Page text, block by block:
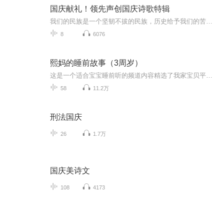
国庆献礼！领先声创国庆诗歌特辑
8 6076
熙妈的睡前故事（3周岁）
58 11.2万
刑法国庆
26 1.7万
国庆美诗文
108 4173